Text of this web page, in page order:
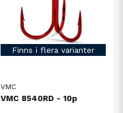
Finns i flera varianter
VMC
VMC 8540RD - 10p